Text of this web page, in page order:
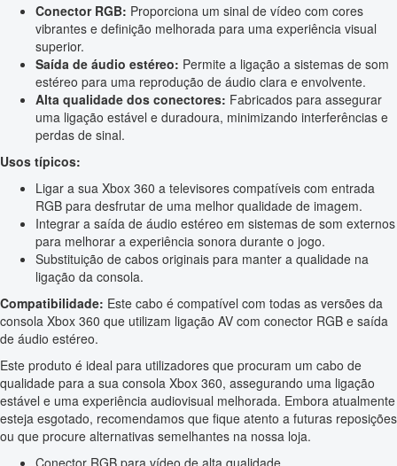
Conector RGB: Proporciona um sinal de vídeo com cores
vibrantes e definição melhorada para uma experiência visual
superior.
Saída de áudio estéreo: Permite a ligação a sistemas de som
estéreo para uma reprodução de áudio clara e envolvente.
Alta qualidade dos conectores: Fabricados para assegurar
uma ligação estável e duradoura, minimizando interferências e
perdas de sinal.
Usos típicos:
Ligar a sua Xbox 360 a televisores compatíveis com entrada
RGB para desfrutar de uma melhor qualidade de imagem.
Integrar a saída de áudio estéreo em sistemas de som externos
para melhorar a experiência sonora durante o jogo.
Substituição de cabos originais para manter a qualidade na
ligação da consola.
Compatibilidade: Este cabo é compatível com todas as versões da
consola Xbox 360 que utilizam ligação AV com conector RGB e saída
de áudio estéreo.
Este produto é ideal para utilizadores que procuram um cabo de
qualidade para a sua consola Xbox 360, assegurando uma ligação
estável e uma experiência audiovisual melhorada. Embora atualmente
esteja esgotado, recomendamos que fique atento a futuras reposições
ou que procure alternativas semelhantes na nossa loja.
Conector RGB para vídeo de alta qualidade